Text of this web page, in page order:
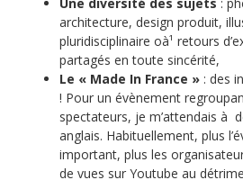
Une diversité des sujets :
architecture, design produit,
pluridisciplinaire oà¹ retours
partagés en toute sincérité,
Le « Made In France » : des
! Pour un évènement
spectateurs, je m’attendais à
anglais. Habituellement, plus
important, plus les
de vues sur Youtube au